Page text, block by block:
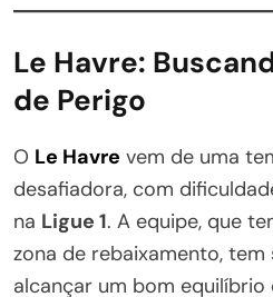
Le Havre:
de Perigo
O Le Havre vem de uma
desafiadora, com
na Ligue 1. A equipe, que
zona de rebaixamento,
alcançar um bom